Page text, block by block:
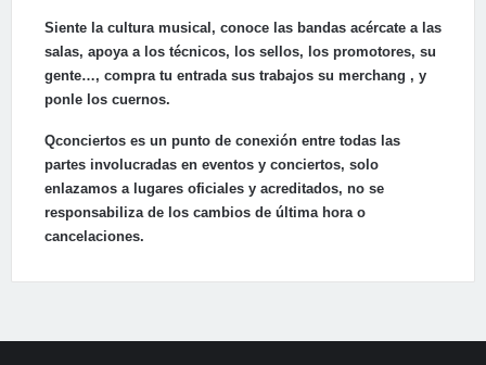
Siente la cultura musical, conoce las bandas acércate a las
salas, apoya a los técnicos, los sellos, los promotores, su
gente…, compra tu entrada sus trabajos su merchang , y
ponle los cuernos.
Qconciertos es un punto de conexión entre todas las
partes involucradas en eventos y conciertos, solo
enlazamos a lugares oficiales y acreditados, no se
responsabiliza de los cambios de última hora o
cancelaciones.